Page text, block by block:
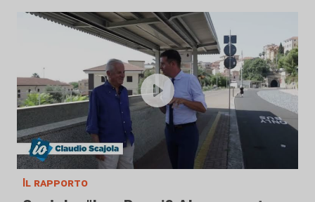
Il rapporto